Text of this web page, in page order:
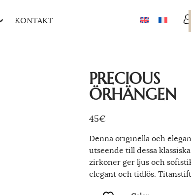
KONTAKT
PRECIOUS
ÖRHÄNGEN
45€
Denna originella och
utseende till dessa
zirkoner ger ljus och
elegant och tidlös.